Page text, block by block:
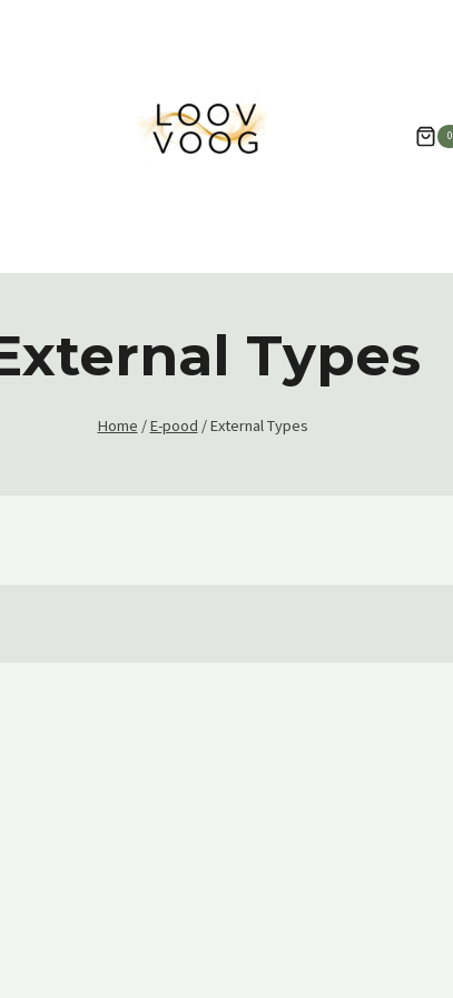
0
Types
Home /E-pood /External Types